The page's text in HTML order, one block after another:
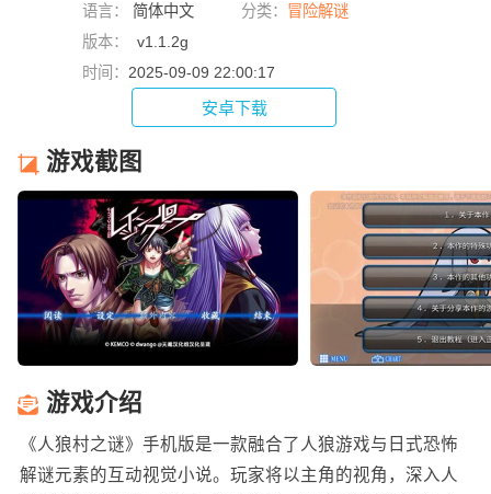
语言： 简体中文 分类： 冒险解谜
版本：
v1.1.2g
时间： 2025-09-09 22:00:17
安卓下载
游戏截图
游戏介绍
《人狼村之谜》手机版是一款融合了人狼游戏与日式恐怖
解谜元素的互动视觉小说。玩家将以主角的视角，深入人